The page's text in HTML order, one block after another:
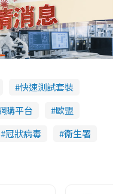
快速測試套裝
購平台
歐盟
冠狀病毒 衞生署